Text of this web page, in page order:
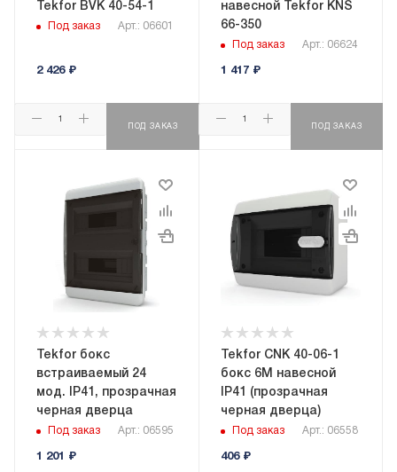
Tekfor BVK 40-54-1
Под заказ Арт.: 06601
2 426₽
ПОД ЗАКАЗ
навесной Tekfor KNS
66-350
Под заказ Арт.: 06624
1 417₽
ПОД ЗАКАЗ
Tekfor бокс
встраиваемый 24
мод. IP41, прозрачная
черная дверца
Под заказ Арт.: 06595
1 201 ₽
Tekfor CNK 40-06-1
бокс 6М навесной
IP41 (прозрачная
черная дверца)
Под заказ Арт.: 06558
406₽